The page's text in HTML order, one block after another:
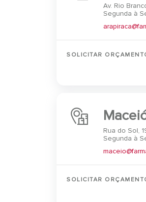
Av. Rio
Segunda à
SOLICITAR
Rua do Sol,
Segunda à
SOLICITAR